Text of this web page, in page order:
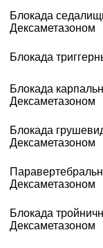
Блокада
Дексаметазоном
Блокада
Блокада
Дексаметазоном
Блокада
Дексаметазоном
Дексаметазоном
Блокада
Дексаметазоном